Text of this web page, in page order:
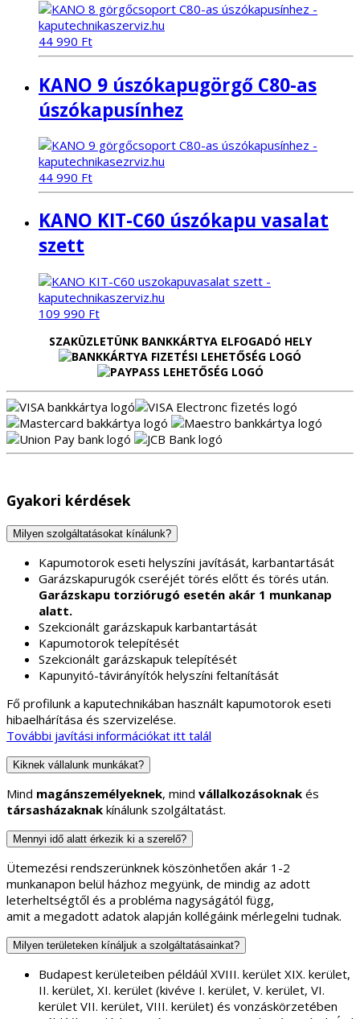
44 990 Ft
KANO 9 úszókapugörgő C80-as
úszókapusínhez
44 990 Ft
KANO KIT-C60 úszókapu vasalat
szett
109 990 Ft
SZAKÜZLETÜNK BANKKÁRTYA ELFOGADÓ HELY
Gyakori kérdések
Milyen szolgáltatásokat kínálunk?
Kapumotorok eseti helyszíni javítását, karbantartását
Garázskapurugók cseréjét törés előtt és törés után.
Garázskapu torziórugó esetén akár 1 munkanap
alatt.
Szekcionált garázskapuk karbantartását
Kapumotorok telepítését
Szekcionált garázskapuk telepítését
Kapunyitó-távirányítók helyszíni feltanítását
Fő profilunk a kaputechnikában használt kapumotorok eseti
hibaelhárítása és szervizelése.
További javítási információkat itt talál
Kiknek vállalunk munkákat?
Mind magánszemélyeknek, mind vállalkozásoknak és
társasházaknak kínálunk szolgáltatást.
Mennyi idő alatt érkezik ki a szerelő?
Ütemezési rendszerünknek köszönhetően akár 1-2
munkanapon belül házhoz megyünk, de mindig az adott
leterheltségtől és a probléma nagyságától függ,
amit a megadott adatok alapján kollégáink mérlegelni tudnak.
Milyen területeken kínáljuk a szolgáltatásainkat?
Budapest kerületeiben példáúl XVIII. kerület XIX. kerület,
II. kerület, XI. kerület (kivéve I. kerület, V. kerület, VI.
kerület VII. kerület, VIII. kerület) és vonzáskörzetében